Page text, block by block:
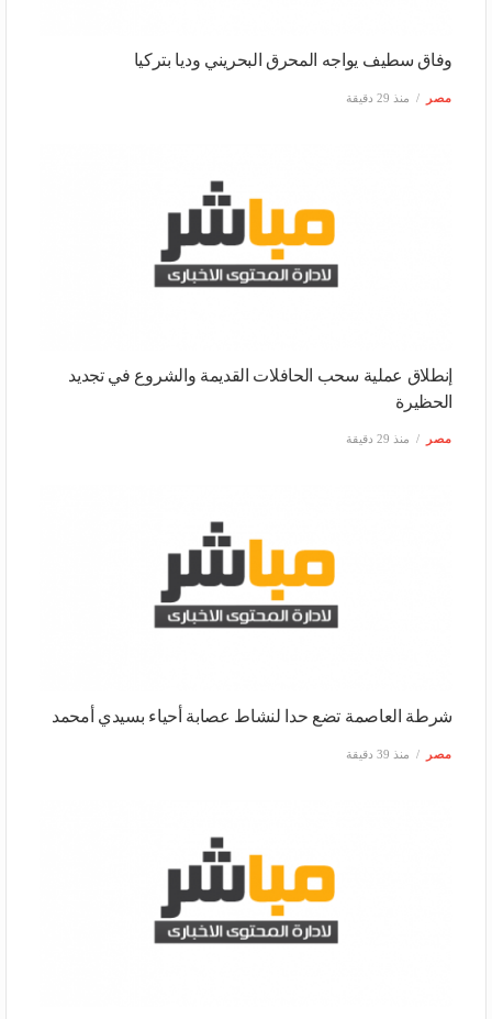
وفاق سطيف يواجه المحرق البحريني وديا بتركيا
مصر منذ 29 دقيقة
إنطلاق عملية سحب الحافلات القديمة والشروع في تجديد
الحظيرة
شرطة العاصمة تضع حدا لنشاط عصابة أحياء بسيدي أمحمد